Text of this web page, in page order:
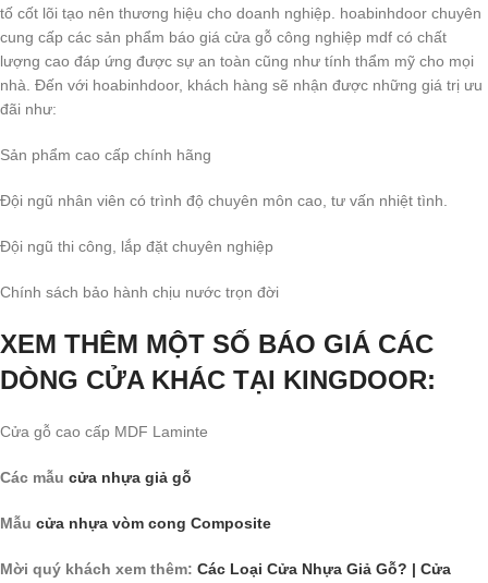
tố cốt lõi tạo nên thương hiệu cho doanh nghiệp. hoabinhdoor chuyên
cung cấp các sản phẩm báo giá cửa gỗ công nghiệp mdf có chất
lượng cao đáp ứng được sự an toàn cũng như tính thẩm mỹ cho mọi
nhà. Đến với hoabinhdoor, khách hàng sẽ nhận được những giá trị ưu
đãi như:
Sản phẩm cao cấp chính hãng
Đội ngũ nhân viên có trình độ chuyên môn cao, tư vấn nhiệt tình.
Đội ngũ thi công, lắp đặt chuyên nghiệp
Chính sách bảo hành chịu nước trọn đời
XEM THÊM MỘT SỐ BÁO GIÁ CÁC
DÒNG CỬA KHÁC TẠI KINGDOOR:
Cửa gỗ cao cấp MDF Laminte
Các mẫu cửa nhựa giả gỗ
Mẫu cửa nhựa vòm cong Composite
Mời quý khách xem thêm: Các Loại Cửa Nhựa Giả Gỗ? | Cửa